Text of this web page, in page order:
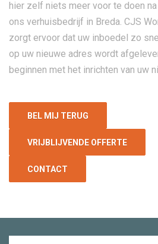
hier zelf niets meer voor te doen
ons verhuisbedrijf in Breda. CJS
zorgt ervoor dat uw inboedel zo
op uw nieuwe adres wordt
beginnen met het inrichten van uw
BEL MIJ TERUG
VRIJBLIJVENDE OFFERTE
CONTACT